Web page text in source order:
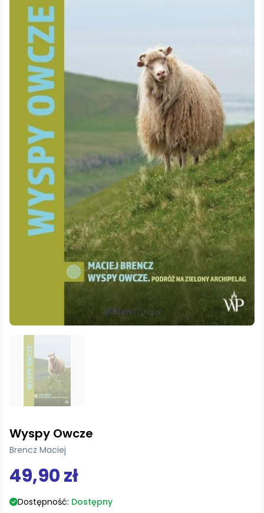
Wyspy Owcze
Brencz Maciej
49,90 zł
Dostępność: Dostępny